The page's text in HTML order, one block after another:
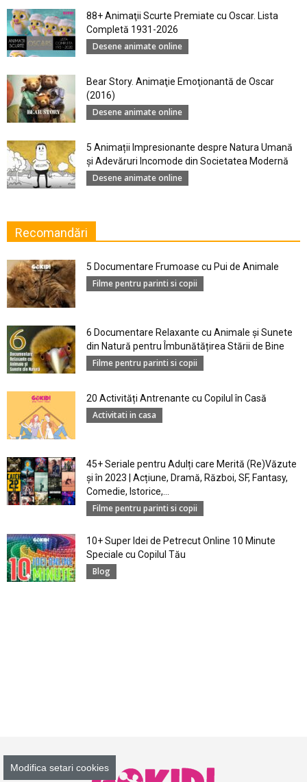
88+ Animaţii Scurte Premiate cu Oscar. Lista
Completă 1931-2026
Desene animate online
Bear Story. Animaţie Emoţionantă de Oscar
(2016)
Desene animate online
5 Animații Impresionante despre Natura Umană
şi Adevăruri Incomode din Societatea Modernă
Desene animate online
Recomandări
5 Documentare Frumoase cu Pui de Animale
Filme pentru parinti si copii
6 Documentare Relaxante cu Animale și Sunete
din Natură pentru Îmbunătățirea Stării de Bine
Filme pentru parinti si copii
20 Activități Antrenante cu Copilul în Casă
Activitati in casa
45+ Seriale pentru Adulți care Merită (Re)Văzute
și în 2023 | Acțiune, Dramă, Război, SF, Fantasy,
Comedie, Istorice,...
Filme pentru parinti si copii
10+ Super Idei de Petrecut Online 10 Minute
Speciale cu Copilul Tău
Blog
Modifica setari cookies